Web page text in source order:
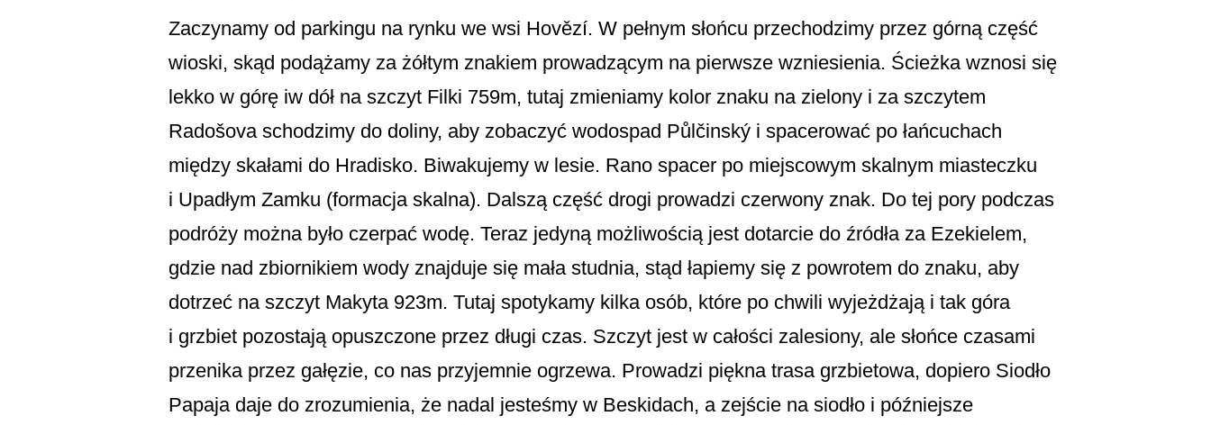
Zaczynamy od parkingu na rynku we wsi Hovězí. W pełnym słońcu przechodzimy przez górną część
wioski, skąd podążamy za żółtym znakiem prowadzącym na pierwsze wzniesienia. Ścieżka wznosi się
lekko w górę iw dół na szczyt Filki 759m, tutaj zmieniamy kolor znaku na zielony i za szczytem
Radošova schodzimy do doliny, aby zobaczyć wodospad Půlčinský i spacerować po łańcuchach
między skałami do Hradisko. Biwakujemy w lesie. Rano spacer po miejscowym skalnym miasteczku
i Upadłym Zamku (formacja skalna). Dalszą część drogi prowadzi czerwony znak. Do tej pory podczas
podróży można było czerpać wodę. Teraz jedyną możliwością jest dotarcie do źródła za Ezekielem,
gdzie nad zbiornikiem wody znajduje się mała studnia, stąd łapiemy się z powrotem do znaku, aby
dotrzeć na szczyt Makyta 923m. Tutaj spotykamy kilka osób, które po chwili wyjeżdżają i tak góra
i grzbiet pozostają opuszczone przez długi czas. Szczyt jest w całości zalesiony, ale słońce czasami
przenika przez gałęzie, co nas przyjemnie ogrzewa. Prowadzi piękna trasa grzbietowa, dopiero Siodło
Papaja daje do zrozumienia, że nadal jesteśmy w Beskidach, a zejście na siodło i późniejsze